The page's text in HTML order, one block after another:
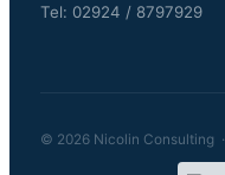
Tel: 02924 / 8797929
© 2026 Nicolin Consulting ·